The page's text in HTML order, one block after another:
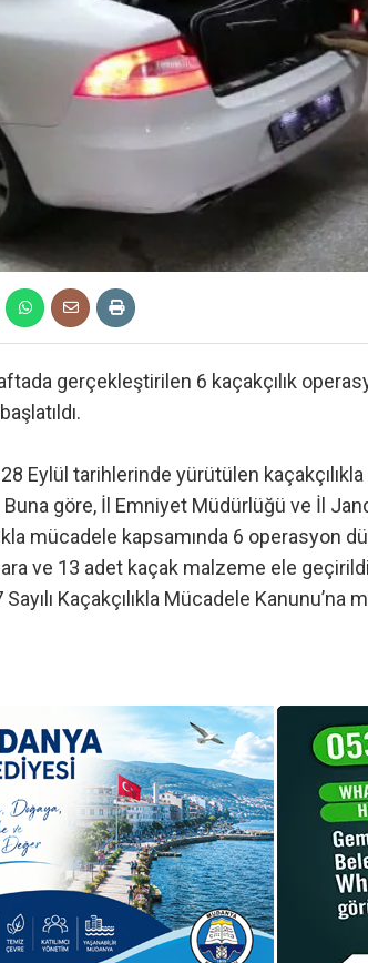
gerçekleştirilen 6 kaçakçılık
Eylül tarihlerinde yürütülen
Buna göre, İl Emniyet Müdürlüğü ve İl
mücadele kapsamında 6 operasyon
ve 13 adet kaçak malzeme ele
Sayılı Kaçakçılıkla Mücadele